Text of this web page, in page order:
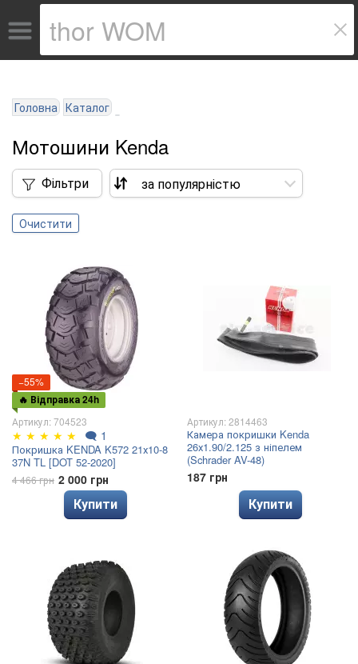
Головна Каталог
Мотошини Kenda
Фільтри
Очистити
−55%
🔥 Відправка 24h
Артикул: 704523
★ ★ ★ ★ ★ 🗨 1
Покришка KENDA K572 21х10-8
37N TL [DOT 52-2020]
4 466 грн 2 000 грн
Купити
Артикул: 2814463
Камера покришки Kenda
26х1.90/2.125 з ніпелем
(Schrader AV-48)
187 грн
Купити